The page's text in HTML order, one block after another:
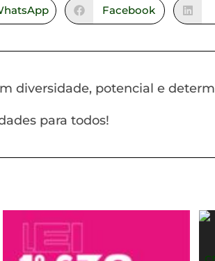
Facebook
diversidade, potencial e
para todos!